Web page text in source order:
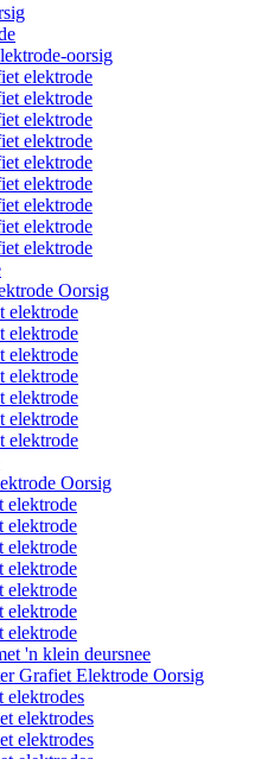
oorsig
elektrode
elektrode
elektrode
elektrode
elektrode
elektrode
elektrode
elektrode
elektrode
Oorsig
elektrode
elektrode
elektrode
elektrode
elektrode
elektrode
elektrode
Oorsig
elektrode
elektrode
elektrode
elektrode
elektrode
elektrode
elektrode
'n klein deursnee
Grafiet Elektrode Oorsig
elektrodes
elektrodes
elektrodes